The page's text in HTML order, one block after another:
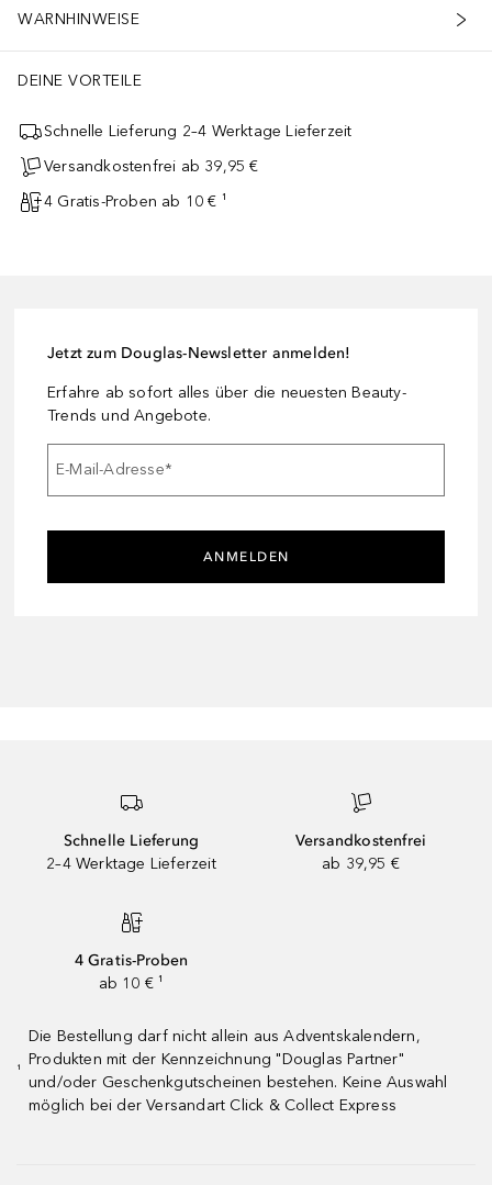
WARNHINWEISE
DEINE VORTEILE
Schnelle Lieferung 2–4 Werktage Lieferzeit
Versandkostenfrei ab 39,95 €
4 Gratis-Proben ab 10 € ¹
Jetzt zum Douglas-Newsletter anmelden!
Erfahre ab sofort alles über die neuesten Beauty-
Trends und Angebote.
E-Mail-Adresse*
ANMELDEN
Schnelle Lieferung
2–4 Werktage Lieferzeit
Versandkostenfrei
ab 39,95 €
4 Gratis-Proben
ab 10 € ¹
¹
Die Bestellung darf nicht allein aus Adventskalendern,
Produkten mit der Kennzeichnung "Douglas Partner"
und/oder Geschenkgutscheinen bestehen. Keine Auswahl
möglich bei der Versandart Click & Collect Express